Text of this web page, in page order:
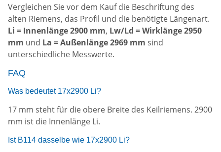
Vergleichen Sie vor dem Kauf die Beschriftung des
alten Riemens, das Profil und die benötigte Längenart.
Li = Innenlänge 2900 mm, Lw/Ld = Wirklänge 2950
mm und La = Außenlänge 2969 mm sind
unterschiedliche Messwerte.
FAQ
Was bedeutet 17x2900 Li?
17 mm steht für die obere Breite des Keilriemens. 2900
mm ist die Innenlänge Li.
Ist B114 dasselbe wie 17x2900 Li?